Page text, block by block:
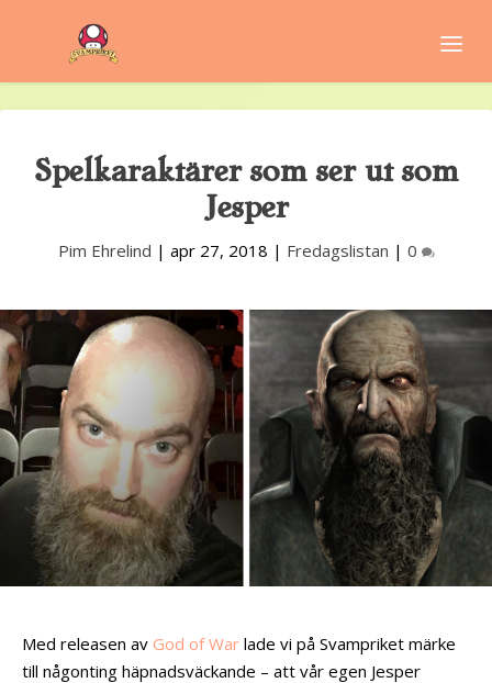
Spelkaraktärer som ser ut som
Jesper
Pim Ehrelind | apr 27, 2018 | Fredagslistan | 0
Med releasen av God of War lade vi på Svampriket märke
till någonting häpnadsväckande – att vår egen Jesper